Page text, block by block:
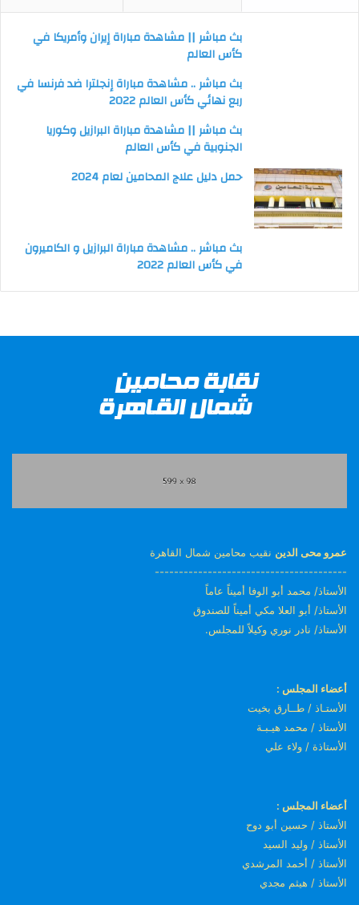
بث مباشر || مشاهدة مباراة إيران وأمريكا في
كأس العالم
بث مباشر .. مشاهدة مباراة إنجلترا ضد فرنسا في
ربع نهائي كأس العالم 2022
بث مباشر || مشاهدة مباراة البرازيل وكوريا
الجنوبية في كأس العالم
حمل دليل علاج المحامين لعام 2024
بث مباشر .. مشاهدة مباراة البرازيل و الكاميرون
في كأس العالم 2022
عمرو محى الدين نقيب محامين شمال القاهرة
----------------------------------------
الأستاذ/ محمد أبو الوفا أميناً عاماً
الأستاذ/ أبو العلا مكي أميناً للصندوق
الأستاذ/ نادر نوري وكيلاً للمجلس.
أعضاء المجلس :
الأستـاذ / طــارق بخيت
الأستاذ / محمد هيـبـة
الأستاذة / ولاء علي
أعضاء المجلس :
الأستاذ / حسين أبو دوح
الأستاذ / وليد السيد
الأستاذ / أحمد المرشدي
الأستاذ / هيثم مجدي